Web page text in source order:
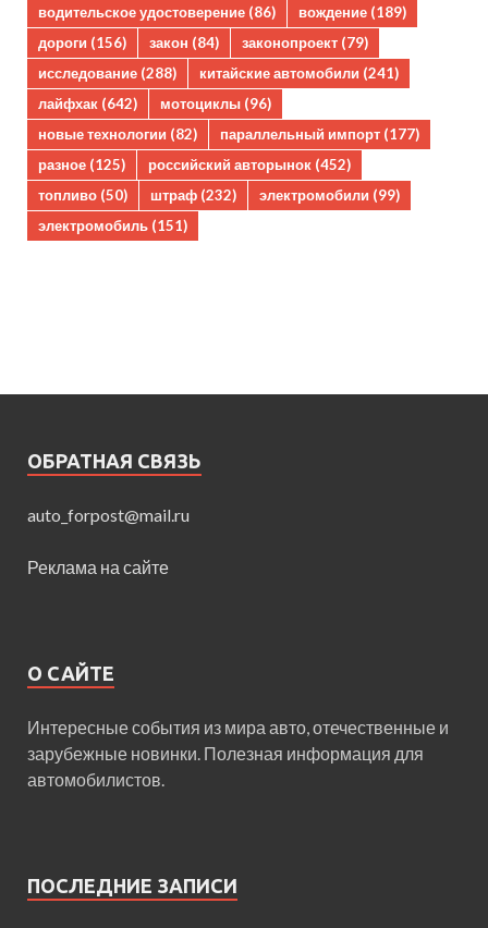
водительское удостоверение (86) вождение (189)
дороги (156) закон (84) законопроект (79)
исследование (288) китайские автомобили (241)
лайфхак (642) мотоциклы (96)
новые технологии (82) параллельный импорт (177)
разное (125) российский авторынок (452)
топливо (50) штраф (232) электромобили (99)
электромобиль (151)
ОБРАТНАЯ СВЯЗЬ
auto_forpost@mail.ru
Реклама на сайте
О САЙТЕ
Интересные события из мира авто, отечественные и
зарубежные новинки. Полезная информация для
автомобилистов.
ПОСЛЕДНИЕ ЗАПИСИ